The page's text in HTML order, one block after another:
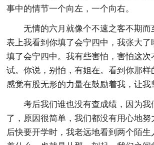
事中的情节一个向左，一个向右。
无情的六月就像个不速之客不期而
表上我看到你填了会宁四中，我张大了
填了会宁四中。我有些害怕，害怕这次
试。你说，别怕，有姐在。看到你那样
感觉有股无形的力量在鼓励着我，让我
考后我们谁也没有查成绩，因为我
了，原因很简单，我们都没有用心地努
后快要开学时，我老远地看到两个陌生